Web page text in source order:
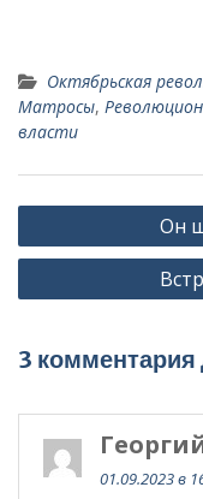
Октябрьская
Матросы,
власти
Навигация
по
Он
3 комментария
01.09.2023 в